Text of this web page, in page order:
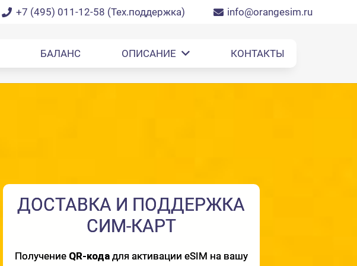
+7 (495) 011-12-58 (Тех.поддержка) info@orangesim.ru
БАЛАНС ОПИСАНИЕ КОНТАКТЫ
ДОСТАВКА И ПОДДЕРЖКА
СИМ-КАРТ
Получение QR-кодадля активации eSIM на вашу